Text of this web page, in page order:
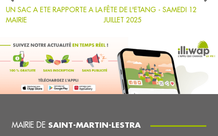
UN SAC A ETE RAPPORTE A LA
MAIRIE
FÊTE DE L'ETANG - SAMEDI 12
JUILLET 2025
MAIRIE DE SAINT-MARTIN-LESTRA